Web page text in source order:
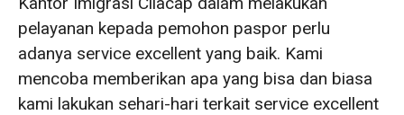
pelayanan kepada pemohon paspor perlu
adanya service excellent yang baik. Kami
mencoba memberikan apa yang bisa dan biasa
kami lakukan sehari-hari terkait service excellent